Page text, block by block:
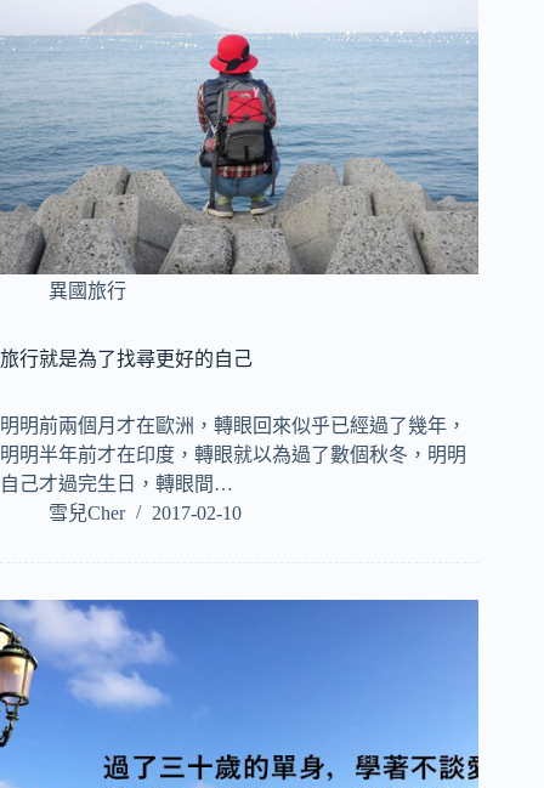
異國旅行
旅行就是為了找尋更好的自己
明明前兩個月才在歐洲，轉眼回來似乎已經過了幾年，
明明半年前才在印度，轉眼就以為過了數個秋冬，明明
自己才過完生日，轉眼間…
雪兒Cher
2017-02-10